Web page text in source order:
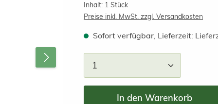
Inhalt: 1 Stück
Preise inkl. MwSt. zzgl. Versandkosten
Sofort verfügbar, Lieferzeit:
Produkt Anzahl: Gib
In den Warenkorb